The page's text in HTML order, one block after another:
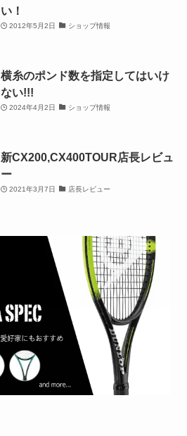
い！
2012年5月2日 ショップ情報
横糸のポンド数を指定してはいけ
ない!!!
2024年4月2日 ショップ情報
新CX200,CX400TOUR店長レビュ
ー
2021年3月7日 店長レビュー